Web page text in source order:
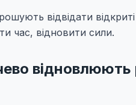
відвідати
час, відновити сили.